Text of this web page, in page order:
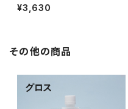
¥3,630
その他の商品